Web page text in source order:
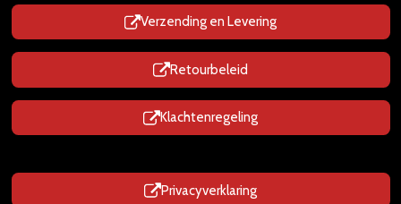
Verzending en Levering
Retourbeleid
Klachtenregeling
Privacyverklaring